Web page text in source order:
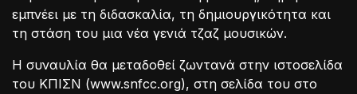
εμπνέει με τη διδασκαλία, τη δημιουργικότητα και
τη στάση του μια νέα γενιά τζαζ μουσικών.
Η συναυλία θα μεταδοθεί ζωντανά στην ιστοσελίδα
του ΚΠΙΣΝ (www.snfcc.org), στη σελίδα του στο